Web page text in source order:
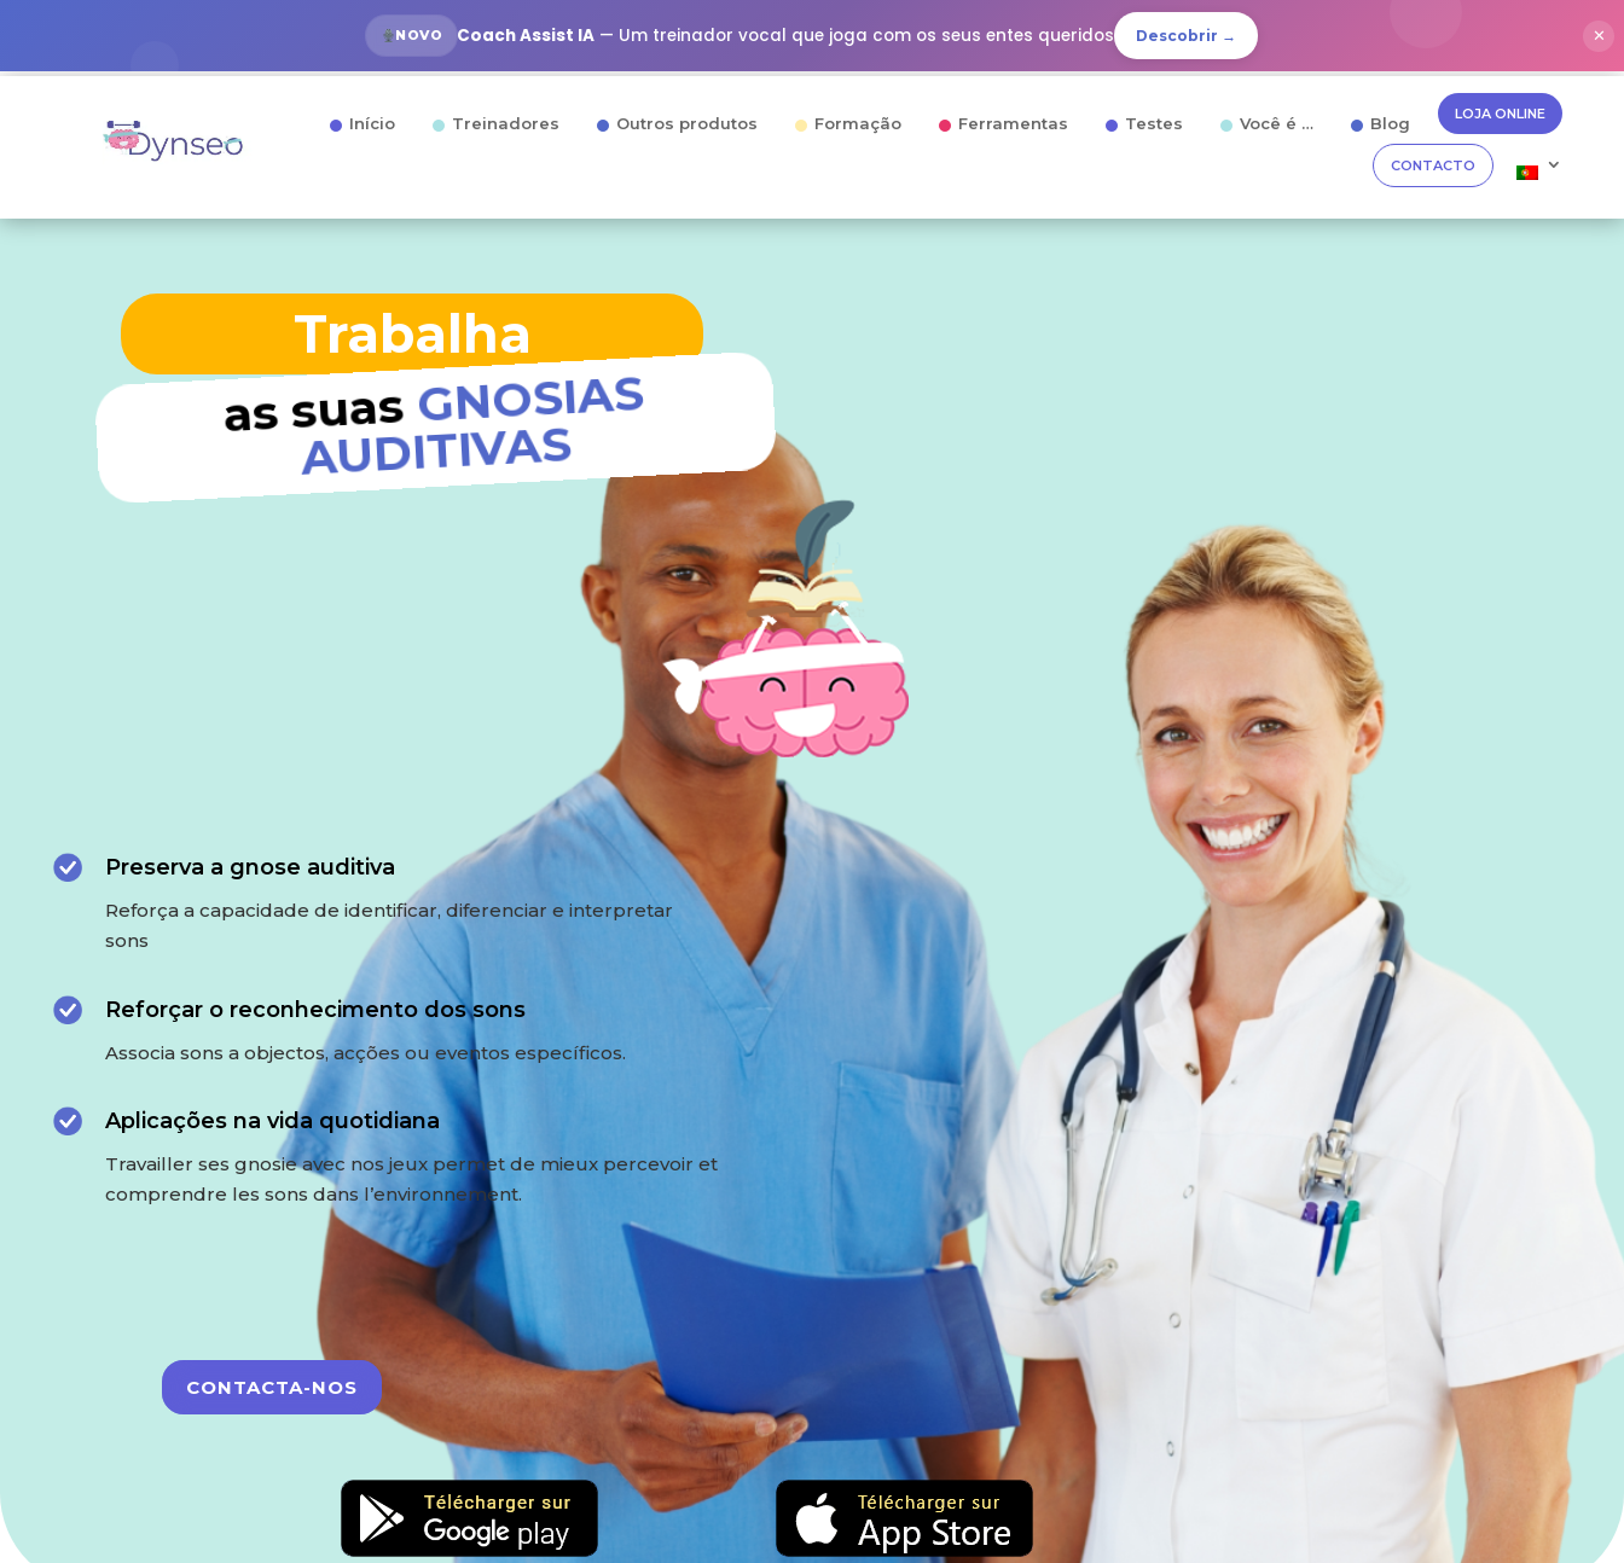
NOVO Coach Assist IA — Um treinador vocal que joga com os seus entes queridos Descobrir → ✕
Início Treinadores Outros produtos Formação Ferramentas Testes Você é … Blog LOJA ONLINE
CONTACTO
Trabalha
as suas GNOSIAS
AUDITIVAS
Preserva a gnose auditiva
Reforça a capacidade de identificar, diferenciar e interpretar
sons
Reforçar o reconhecimento dos sons
Associa sons a objectos, acções ou eventos específicos.
Aplicações na vida quotidiana
Travailler ses gnosie avec nos jeux permet de mieux percevoir et
comprendre les sons dans l’environnement.
CONTACTA-NOS